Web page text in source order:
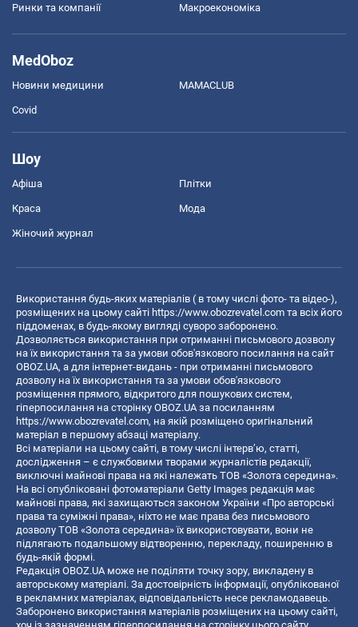
Ринки та компанії Макроекономіка
MedOboz
Новини медицини MAMACLUB
Covid
Шоу
Афіша Плітки
Краса Мода
Жіночий журнал
Використання будь-яких матеріалів ( в тому числі фото- та відео-),
розміщених на цьому сайті https://www.obozrevatel.com та всіх його
піддоменах, в будь-якому вигляді суворо заборонено.
Дозволяється використання при отриманні письмового дозволу
на їх використання та за умови обов'язкового посилання на сайт
OBOZ.UA, а для інтернет-видань - при отриманні письмового
дозволу на їх використання та за умови обов'язкового
розміщення прямого, відкритого для пошукових систем,
гіперпосилання на сторінку OBOZ.UA за посиланням
https://www.obozrevatel.com, на якій розміщено оригінальний
матеріал в першому абзаці матеріалу.
Всі матеріали на цьому сайті, в тому числі інтерв’ю, статті,
дослідження – є службовими творами журналістів редакції,
виключні майнові права на які належать ТОВ «Золота середина».
На всі опубліковані фотоматеріали Getty Images редакція має
майнові права, які захищаються законом України «Про авторські
права та суміжні права», ніхто не має права без письмового
дозволу ТОВ «Золота середина» їх використовувати, вони не
підлягають подальшому відтворенню, перекладу, поширенню в
будь-якій формі.
Редакція OBOZ.UA може не поділяти точку зору, викладену в
авторському матеріалі. За достовірність інформації, опублікованої
в рекламних матеріалах, відповідальність несе рекламодавець.
Заборонено використання матеріалів розміщених на цьому сайті,